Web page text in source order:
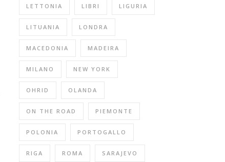
LETTONIA LIBRI LIGURIA
LITUANIA LONDRA
MACEDONIA MADEIRA
MILANO NEW YORK
OHRID OLANDA
ON THE ROAD PIEMONTE
POLONIA PORTOGALLO
RIGA ROMA SARAJEVO